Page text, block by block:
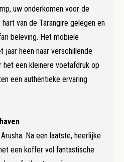
uw onderkomen voor de
van de Tarangire gelegen en
beleving. Het mobiele
heen naar verschillende
een kleinere voetafdruk op
een authentieke ervaring
Na een laatste, heerlijke
een koffer vol fantastische